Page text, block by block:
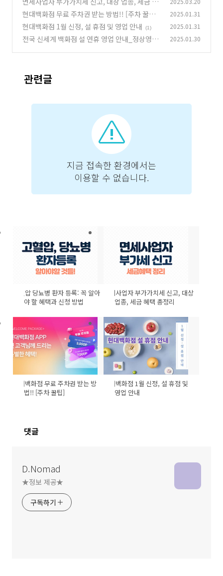
택 총정리 (0)
현대백화점 무료 주차권 받는 방법!! [주차 꿀팁]
(0)
2025.01.31
현대백화점 1월 신정, 설 휴점 및 영업 안내 (1) 2025.01.31
전국 신세계 백화점 설 연휴 영업 안내_정상영업
2025.01.30
관련글
고혈압 당뇨병 환자 등록: 꼭 알아
야 할 혜택과 신청 방법
면세사업자 부가가치세 신고, 대상
업종, 세금 혜택 총정리
현대백화점 무료 주차권 받는 방
법!! [주차 꿀팁]
현대백화점 1월 신정, 설 휴점 및
영업 안내
댓글
D.Nomad
★정보 제공★
구독하기